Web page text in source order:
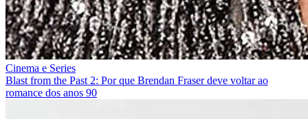
Cinema e Series
Blast from the Past 2: Por que Brendan Fraser deve voltar ao
romance dos anos 90